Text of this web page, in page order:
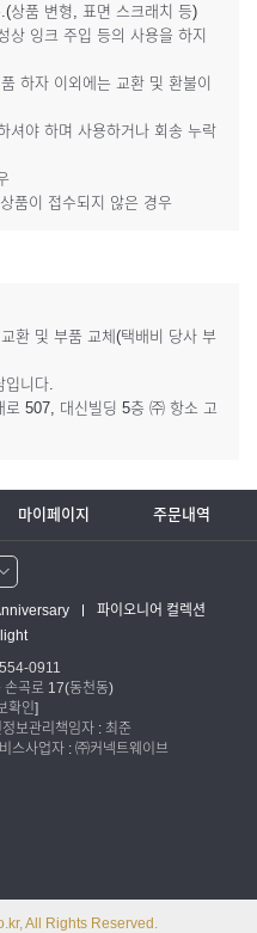
상품 변형, 표면 스크래치 등)
상 잉크 주입 등의 사용을 하지
하자 이외에는 교환 및 환불이
셔야 하며 사용하거나 회송 누락
품이 접수되지 않은 경우
환 및 부품 교체(택배비 당사 부
니다.
507, 대신빌딩 5층 ㈜ 항소 고
마이페이지 주문내역
파이오니어 컬렉션
0911
손곡로 17(동천동)
확인]
정보관리책임자 : 최준
스사업자 : ㈜커넥트웨이브
All Rights Reserved.